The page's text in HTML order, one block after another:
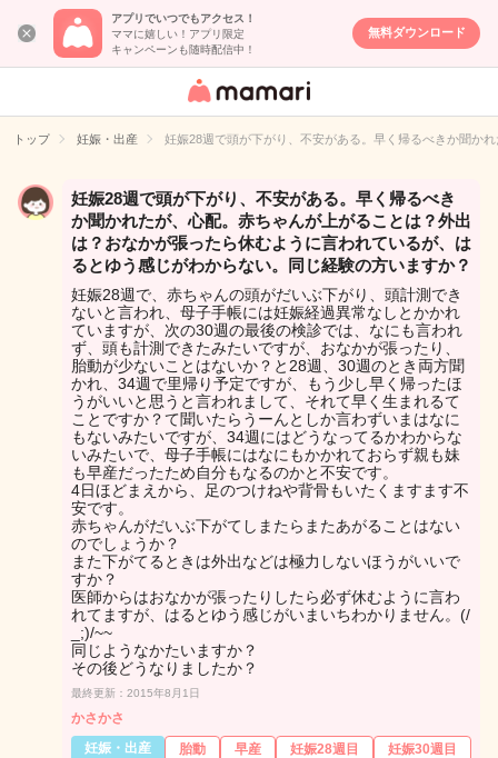
アプリでいつでもアクセス！
ママに嬉しい！アプリ限定
キャンペーンも随時配信中！
無料ダウンロード
女性専用匿名QA
イト
トップ 妊娠・出産 妊娠28週で頭が下がり、不安がある。早く帰るべきか聞か
妊娠28週で頭が下がり、不安がある。早く帰るべき
か聞かれたが、心配。赤ちゃんが上がることは？外出
は？おなかが張ったら休むように言われているが、は
るとゆう感じがわからない。同じ経験の方いますか？
妊娠28週で、赤ちゃんの頭がだいぶ下がり、頭計測でき
ないと言われ、母子手帳には妊娠経過異常なしとかかれ
ていますが、次の30週の最後の検診では、なにも言われ
ず、頭も計測できたみたいですが、おなかが張ったり、
胎動が少ないことはないか？と28週、30週のとき両方聞
かれ、34週で里帰り予定ですが、もう少し早く帰ったほ
うがいいと思うと言われまして、それて早く生まれるて
ことですか？て聞いたらうーんとしか言わずいまはなに
もないみたいですが、34週にはどうなってるかわからな
いみたいで、母子手帳にはなにもかかれておらず親も妹
も早産だったため自分もなるのかと不安です。
4日ほどまえから、足のつけねや背骨もいたくますます不
安です。
赤ちゃんがだいぶ下がてしまたらまたあがることはない
のでしょうか？
また下がてるときは外出などは極力しないほうがいいで
すか？
医師からはおなかが張ったりしたら必ず休むように言わ
れてますが、はるとゆう感じがいまいちわかりません。(/
_;)/~~
同じようなかたいますか？
その後どうなりましたか？
最終更新：2015年8月1日
かさかさ
妊娠・出産
胎動 早産 妊娠28週目
妊娠30週目